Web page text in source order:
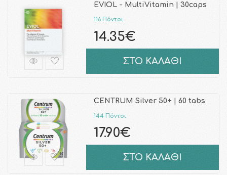
EVIOL - MultiVitamin | 30caps
116 Πόντοι
14.35€
ΣΤΟ ΚΑΛΑΘΙ
CENTRUM Silver 50+ | 60 tabs
144 Πόντοι
17.90€
ΣΤΟ ΚΑΛΑΘΙ